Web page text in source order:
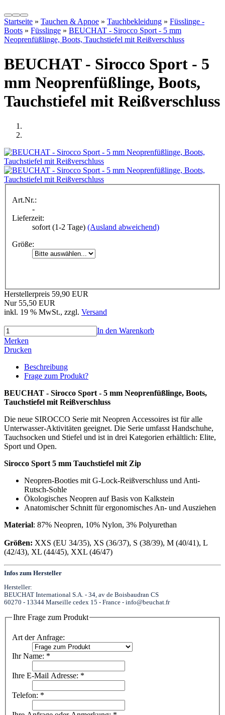
Startseite » Tauchen & Apnoe » Tauchbekleidung » Füsslinge -
Boots » Füsslinge » BEUCHAT - Sirocco Sport - 5 mm
Neoprenfüßlinge, Boots, Tauchstiefel mit Reißverschluss
BEUCHAT - Sirocco Sport - 5
mm Neoprenfüßlinge, Boots,
Tauchstiefel mit Reißverschluss
Art.Nr.:
-
Lieferzeit:
sofort (1-2 Tage) (Ausland abweichend)
Größe:
Herstellerpreis 59,90 EUR
Nur 55,50 EUR
inkl. 19 % MwSt., zzgl. Versand
In den Warenkorb
Merken
Drucken
Beschreibung
Frage zum Produkt?
BEUCHAT - Sirocco Sport - 5 mm Neoprenfüßlinge, Boots,
Tauchstiefel mit Reißverschluss
Die neue SIROCCO Serie mit Neopren Accessoires ist für alle
Unterwasser-Aktivitäten geeignet. Die Serie umfasst Handschuhe,
Tauchsocken und Stiefel und ist in drei Kategorien erhältlich: Elite,
Sport und Open.
Sirocco Sport 5 mm Tauchstiefel mit Zip
Neopren-Booties mit G-Lock-Reißverschluss und Anti-
Rutsch-Sohle
Ökologisches Neopren auf Basis von Kalkstein
Anatomischer Schnitt für ergonomisches An- und Ausziehen
Material: 87% Neopren, 10% Nylon, 3% Polyurethan
Größen: XXS (EU 34/35), XS (36/37), S (38/39), M (40/41), L
(42/43), XL (44/45), XXL (46/47)
Infos zum Hersteller
Hersteller:
BEUCHAT International S.A. - 34, av de Boisbaudran CS
60270 - 13344 Marseille cedex 15 - France - info@beuchat.fr
Ihre Frage zum Produkt
Art der Anfrage:
Ihr Name: *
Ihre E-Mail Adresse: *
Telefon: *